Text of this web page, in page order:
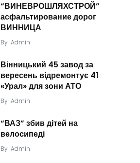
“ВИНЕВРОШЛЯХСТРОЙ”
асфальтирование дорог
ВИННИЦА
By Admin
Вінницький 45 завод за
вересень відремонтує 41
«Урал» для зони АТО
By Admin
“ВАЗ” збив дітей на
велосипеді
By Admin